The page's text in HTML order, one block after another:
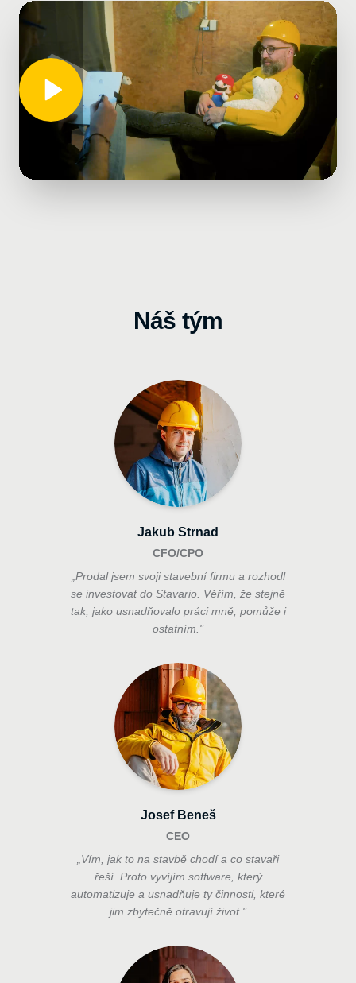
Náš tým
Jakub Strnad
CFO/CPO
Prodal jsem svoji stavební firmu a rozhodl
se investovat do Stavario. Věřím, že stejně
tak, jako usnadňovalo práci mně, pomůže i
ostatním. "
Josef Beneš
CEO
Vím, jak to na stavbě chodí a co stavaři
řeší. Proto vyvíjím software, který
automatizuje a usnadňuje ty činnosti, které
jim zbytečně otravují život. "